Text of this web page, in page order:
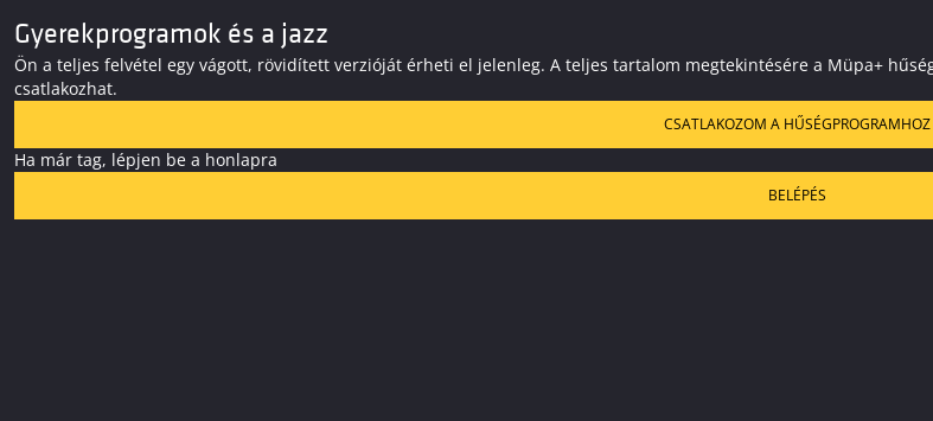
Gyerekprogramok és a jazz
Ön a teljes felvétel egy vágott, rövidített verzióját érheti el jelenleg. A teljes tartalom megtekintésére a Müpa+
csatlakozhat.
CSATLAKOZOM A HŰSÉGPROGRAMHOZ
Ha már tag, lépjen be a honlapra
BELÉPÉS